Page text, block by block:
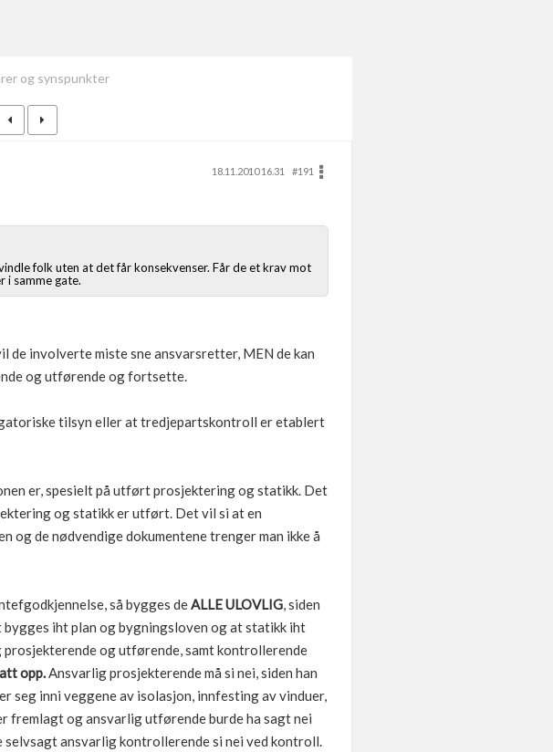
og synspunkter
18.11.2010 16.31
#191
folk uten at det får konsekvenser. Får de et krav mot
i samme gate.
de involverte miste sne ansvarsretter, MEN de kan
og utførende og fortsette.
tilsyn eller at tredjepartskontroll er etablert
er, spesielt på utført prosjektering og statikk. Det
og statikk er utført. Det vil si at en
og de nødvendige dokumentene trenger man ikke å
så bygges deALLE ULOVLIG, siden
bygges iht plan og bygningsloven og at statikk iht
og utførende, samt kontrollerende
opp.Ansvarlig prosjekterende må si nei, siden han
seg inni veggene av isolasjon, innfesting av vinduer,
fremlagt og ansvarlig utførende burde ha sagt nei
selvsagt ansvarlig kontrollerende si nei ved kontroll.